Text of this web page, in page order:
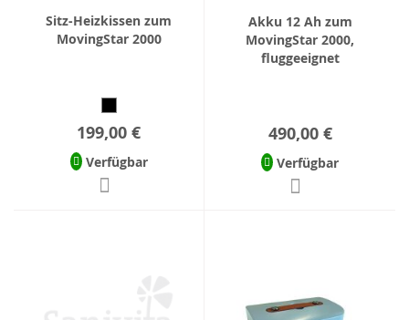
Sitz-Heizkissen zum
MovingStar 2000
199,00 €
Verfügbar
Akku 12 Ah zum
MovingStar 2000,
fluggeeignet
490,00 €
Verfügbar